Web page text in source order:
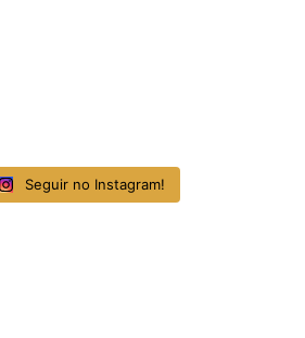
Seguir no Instagram!